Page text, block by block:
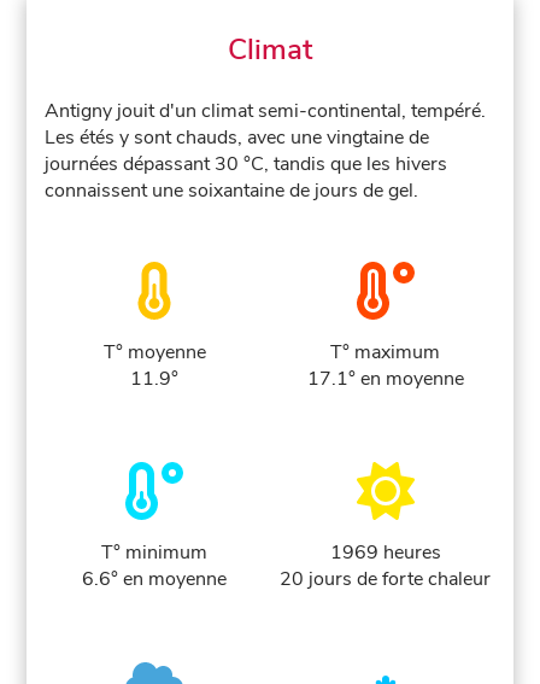
Climat
Antigny jouit d'un climat semi-continental, tempéré.
Les étés y sont chauds, avec une vingtaine de
journées dépassant 30 °C, tandis que les hivers
connaissent une soixantaine de jours de gel.
T° moyenne
11.9°
T° maximum
17.1° en moyenne
T° minimum
6.6° en moyenne
1969 heures
20 jours de forte chaleur